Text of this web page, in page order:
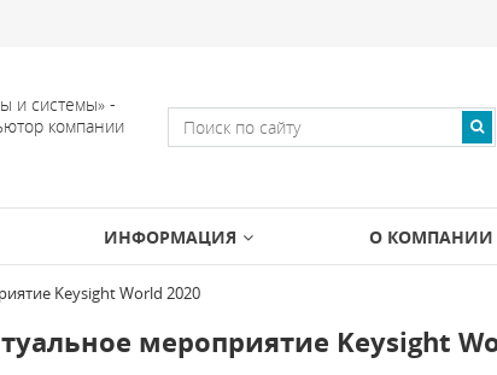
и системы» -
компании
ИНФОРМАЦИЯ О КОМПАНИИ
Keysight World 2020
мероприятие Keysight